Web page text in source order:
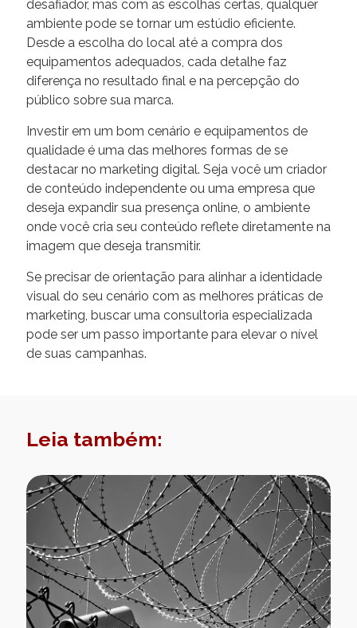
desafiador, mas com as escolhas certas, qualquer
ambiente pode se tornar um estúdio eficiente.
Desde a escolha do local até a compra dos
equipamentos adequados, cada detalhe faz
diferença no resultado final e na percepção do
público sobre sua marca.
Investir em um bom cenário e equipamentos de
qualidade é uma das melhores formas de se
destacar no marketing digital. Seja você um criador
de conteúdo independente ou uma empresa que
deseja expandir sua presença online, o ambiente
onde você cria seu conteúdo reflete diretamente na
imagem que deseja transmitir.
Se precisar de orientação para alinhar a identidade
visual do seu cenário com as melhores práticas de
marketing, buscar uma consultoria especializada
pode ser um passo importante para elevar o nível
de suas campanhas.
Leia também: